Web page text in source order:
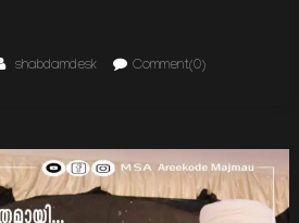
Author
shabdamdesk Comment(0)